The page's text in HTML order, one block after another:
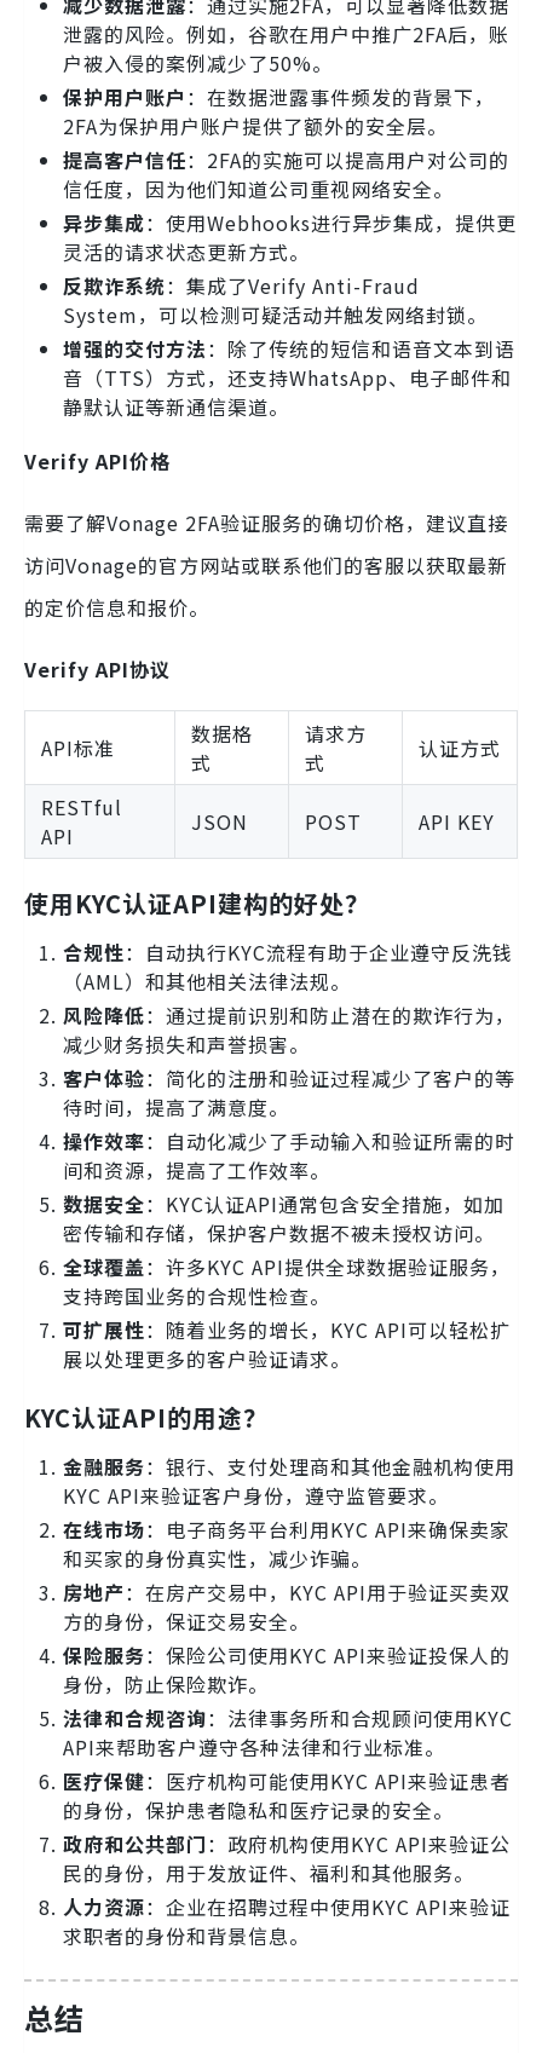
泄露的风险。例如，谷歌在用户中推广2FA后，账
户被入侵的案例减少了50%。
保护用户账户 ：在数据泄露事件频发的背景下，
2FA为保护用户账户提供了额外的安全层。
提高客户信任：2FA的实施可以提高用户对公司的
信任度，因为他们知道公司重视网络安全。
异步集成：使用Webhooks进行异步集成，提供更
灵活的请求状态更新方式。
反欺诈系统：集成了Verify Anti-Fraud
System，可以检测可疑活动并触发网络封锁。
增强的交付方法：除了传统的短信和语音文本到语
音（TTS）方式，还支持WhatsApp、电子邮件和
静默认证等新通信渠道。
Verify API价格
需要了解Vonage 2FA验证服务的确切价格，建议直接
访问Vonage的官方网站或联系他们的客服以获取最新
的定价信息和报价。
Verify API协议
API标准
数据格
式
请求方
式
认证方式
RESTful
API
JSON POST API KEY
使用KYC认证API建构的好处？
合规性：自动执行KYC流程有助于企业遵守反洗钱
（AML）和其他相关法律法规。
风险降低：通过提前识别和防止潜在的欺诈行为，
减少财务损失和声誉损害。
客户体验：简化的注册和验证过程减少了客户的等
待时间，提高了满意度。
操作效率：自动化减少了手动输入和验证所需的时
间和资源，提高了工作效率。
数据安全：KYC认证API通常包含安全措施，如加
密传输和存储，保护客户数据不被未授权访问。
全球覆盖：许多KYC API提供全球数据验证服务，
支持跨国业务的合规性检查。
可扩展性：随着业务的增长，KYC API可以轻松扩
展以处理更多的客户验证请求。
KYC认证API的用途？
金融服务：银行、支付处理商和其他金融机构使用
KYC API来验证客户身份，遵守监管要求。
在线市场：电子商务平台利用KYC API来确保卖家
和买家的身份真实性，减少诈骗。
房地产：在房产交易中，KYC API用于验证买卖双
方的身份，保证交易安全。
保险服务：保险公司使用KYC API来验证投保人的
身份，防止保险欺诈。
法律和合规咨询：法律事务所和合规顾问使用KYC
API来帮助客户遵守各种法律和行业标准。
医疗保健：医疗机构可能使用KYC API来验证患者
的身份，保护患者隐私和医疗记录的安全。
政府和公共部门：政府机构使用KYC API来验证公
民的身份，用于发放证件、福利和其他服务。
人力资源：企业在招聘过程中使用KYC API来验证
求职者的身份和背景信息。
总结